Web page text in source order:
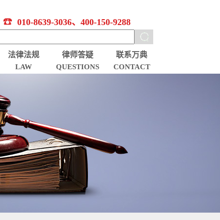
010-8639-3036、400-150-9288
法律法规
LAW
律师答疑
QUESTIONS
联系万典
CONTACT